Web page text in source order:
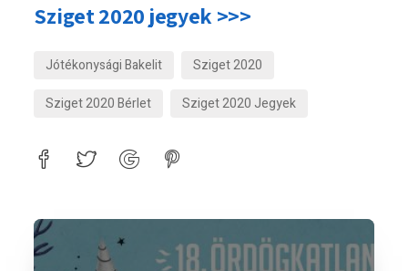
Sziget 2020 jegyek >>>
Jótékonysági Bakelit
Sziget 2020
Sziget 2020 Bérlet
Sziget 2020 Jegyek